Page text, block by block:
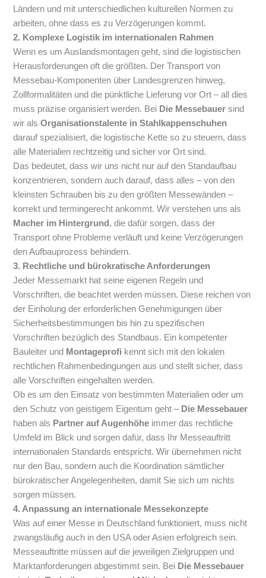
Ländern und mit unterschiedlichen kulturellen Normen zu
arbeiten, ohne dass es zu Verzögerungen kommt.
2. Komplexe Logistik im internationalen Rahmen
Wenn es um Auslandsmontagen geht, sind die logistischen
Herausforderungen oft die größten. Der Transport von
Messebau-Komponenten über Landesgrenzen hinweg,
Zollformalitäten und die pünktliche Lieferung vor Ort – all dies
muss präzise organisiert werden. Bei Die Messebauer sind
wir alsOrganisationstalente in Stahlkappenschuhen
darauf spezialisiert, die logistische Kette so zu steuern, dass
alle Materialien rechtzeitig und sicher vor Ort sind.
Das bedeutet, dass wir uns nicht nur auf den Standaufbau
konzentrieren, sondern auch darauf, dass alles – von den
kleinsten Schrauben bis zu den größten Messewänden –
korrekt und termingerecht ankommt. Wir verstehen uns als
Macher im Hintergrund , die dafür sorgen, dass der
Transport ohne Probleme verläuft und keine Verzögerungen
den Aufbauprozess behindern.
3. Rechtliche und bürokratische Anforderungen
Jeder Messemarkt hat seine eigenen Regeln und
Vorschriften, die beachtet werden müssen. Diese reichen von
der Einholung der erforderlichen Genehmigungen über
Sicherheitsbestimmungen bis hin zu spezifischen
Vorschriften bezüglich des Standbaus. Ein kompetenter
Bauleiter und Montageprofi kennt sich mit den lokalen
rechtlichen Rahmenbedingungen aus und stellt sicher, dass
alle Vorschriften eingehalten werden.
Ob es um den Einsatz von bestimmten Materialien oder um
den Schutz von geistigem Eigentum geht – Die Messebauer
haben als Partner auf Augenhöhe immer das rechtliche
Umfeld im Blick und sorgen dafür, dass Ihr Messeauftritt
internationalen Standards entspricht. Wir übernehmen nicht
nur den Bau, sondern auch die Koordination sämtlicher
bürokratischer Angelegenheiten, damit Sie sich um nichts
sorgen müssen.
4. Anpassung an internationale Messekonzepte
Was auf einer Messe in Deutschland funktioniert, muss nicht
zwangsläufig auch in den USA oder Asien erfolgreich sein.
Messeauftritte müssen auf die jeweiligen Zielgruppen und
Marktanforderungen abgestimmt sein. Bei Die Messebauer